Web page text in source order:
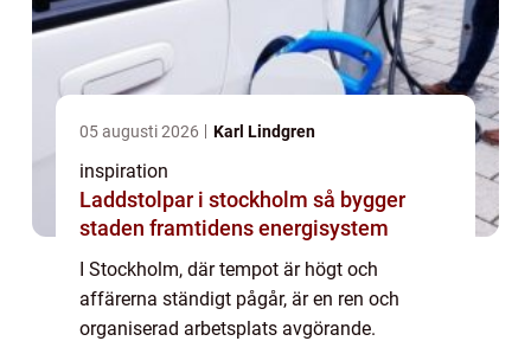
05 augusti 2026 Karl Lindgren
inspiration
Laddstolpar i stockholm så bygger
staden framtidens energisystem
I Stockholm, där tempot är högt och
affärerna ständigt pågår, är en ren och
organiserad arbetsplats avgörande.